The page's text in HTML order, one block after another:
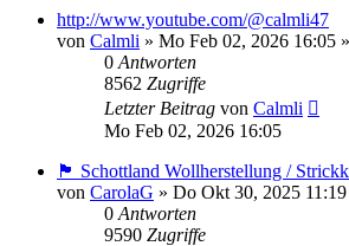
http://www.youtube.com/@calmli47
von Calmli » Mo Feb 02, 2026 16:05
0 Antworten
8562 Zugriffe
Letzter Beitrag von Calmli
Mo Feb 02, 2026 16:05
🏴󠁧󠁢󠁳󠁣󠁴󠁿 Schottland Wollherstellung /
von CarolaG » Do Okt 30, 2025 11:19
0 Antworten
9590 Zugriffe